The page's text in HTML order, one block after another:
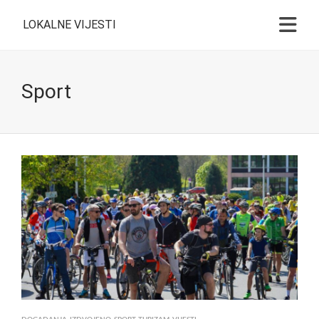
LOKALNE VIJESTI
Sport